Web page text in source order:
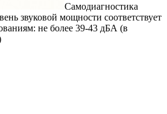
Самодиагностика
звуковой мощности соответствует
не более 39-43 дБА (в